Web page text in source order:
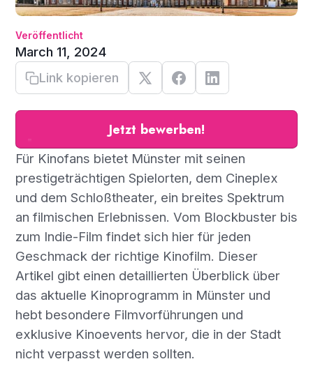
Veröffentlicht
March 11, 2024
Link kopieren
Jetzt bewerben!
Für Kinofans bietet Münster mit seinen
prestigeträchtigen Spielorten, dem Cineplex
und dem Schloßtheater, ein breites Spektrum
an filmischen Erlebnissen. Vom Blockbuster bis
zum Indie-Film findet sich hier für jeden
Geschmack der richtige Kinofilm. Dieser
Artikel gibt einen detaillierten Überblick über
das aktuelle Kinoprogramm in Münster und
hebt besondere Filmvorführungen und
exklusive Kinoevents hervor, die in der Stadt
nicht verpasst werden sollten.